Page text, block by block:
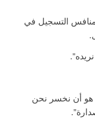
التسجيل في
هو أن نخسر نحن